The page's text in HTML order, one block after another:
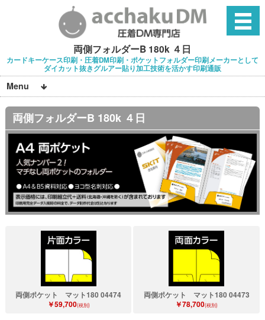
両側フォルダーB 180k ４日
カードキーケース印刷・圧着DM印刷・ポケットフォルダー印刷メーカーとして
ダイカット抜きグルアー貼り加工技術を活かす印刷通販
Menu
両側フォルダーB 180k ４日
両側ポケット マット180 04474
￥59,700(税別)
両側ポケット マット180 04473
￥78,700(税別)